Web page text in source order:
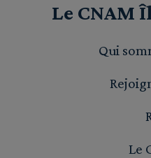
Le CNAM
Qui
Le